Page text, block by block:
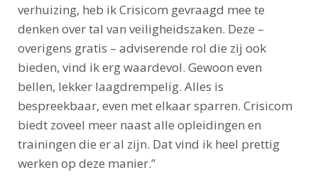
verhuizing, heb ik Crisicom gevraagd mee te
denken over tal van veiligheidszaken. Deze –
overigens gratis – adviserende rol die zij ook
bieden, vind ik erg waardevol. Gewoon even
bellen, lekker laagdrempelig. Alles is
bespreekbaar, even met elkaar sparren. Crisicom
biedt zoveel meer naast alle opleidingen en
trainingen die er al zijn. Dat vind ik heel prettig
werken op deze manier.”